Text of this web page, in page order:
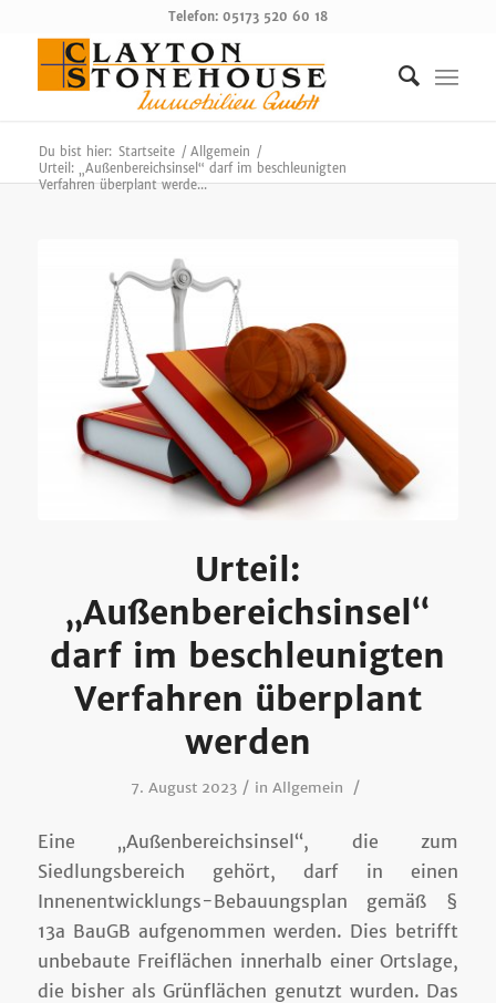
Telefon: 05173 520 60 18
Du bist hier: Startseite / Allgemein /
Urteil: „Außenbereichsinsel“ darf im beschleunigten
Verfahren überplant werde...
Urteil:
„Außenbereichsinsel“
darf im beschleunigten
Verfahren überplant
werden
7. August 2023 / in Allgemein /
Eine „Außenbereichsinsel“, die zum
Siedlungsbereich gehört, darf in einen
Innenentwicklungs-Bebauungsplan gemäß §
13a BauGB aufgenommen werden. Dies betrifft
unbebaute Freiflächen innerhalb einer Ortslage,
die bisher als Grünflächen genutzt wurden. Das